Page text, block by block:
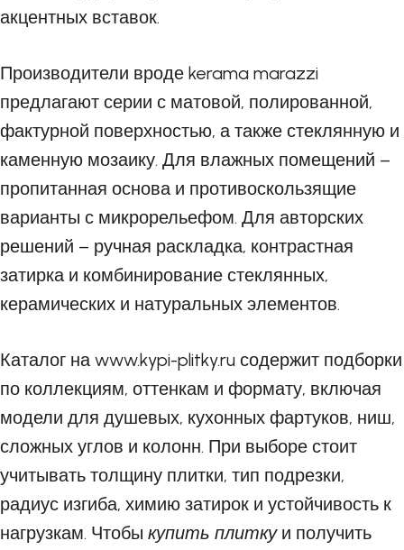
акцентных вставок.
Производители вроде kerama marazzi
предлагают серии с матовой, полированной,
фактурной поверхностью, а также стеклянную и
каменную мозаику. Для влажных помещений –
пропитанная основа и противоскользящие
варианты с микрорельефом. Для авторских
решений – ручная раскладка, контрастная
затирка и комбинирование стеклянных,
керамических и натуральных элементов.
Каталог на www.kypi-plitky.ru содержит подборки
по коллекциям, оттенкам и формату, включая
модели для душевых, кухонных фартуков, ниш,
сложных углов и колонн. При выборе стоит
учитывать толщину плитки, тип подрезки,
радиус изгиба, химию затирок и устойчивость к
нагрузкам. Чтобы купить плиткуи получить